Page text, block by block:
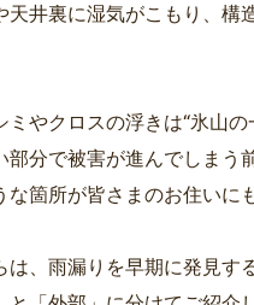
天井裏に湿気がこもり、構
ミやクロスの浮きは“氷山の
部分で被害が進んでしまう
な箇所が皆さまのお住いに
は、雨漏りを早期に発見す